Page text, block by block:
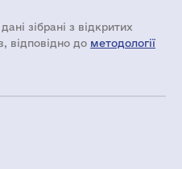
зібрані з відкритих
відповідно до методології